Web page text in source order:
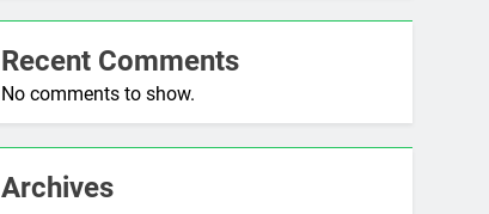
Recent Comments
No comments to show.
Archives